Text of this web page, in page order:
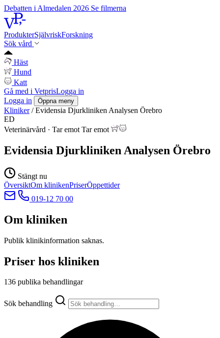
Debatten i Almedalen 2026 Se filmerna
ProdukterSjälvriskForskning
Sök vård
Häst
Hund
Katt
Gå med i VetprisLogga in
Logga in
Öppna meny
Kliniker / Evidensia Djurkliniken Analysen Örebro
ED
Veterinärvård · Tar emot Tar emot
Evidensia Djurkliniken Analysen Örebro
Stängt nu
ÖversiktOm klinikenPriserÖppettider
019-12 70 00
Om kliniken
Publik klinikinformation saknas.
Priser hos kliniken
136 publika behandlingar
Sök behandling